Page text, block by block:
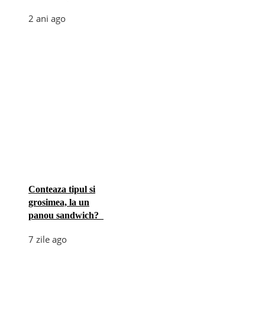
2 ani ago
Conteaza tipul si
grosimea, la un
panou sandwich?
7 zile ago